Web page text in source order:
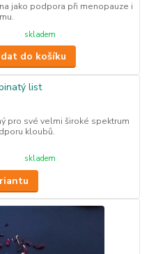
jako podpora při menopauze i
skladem
do košíku
pro své velmi široké spektrum
kloubů.
skladem